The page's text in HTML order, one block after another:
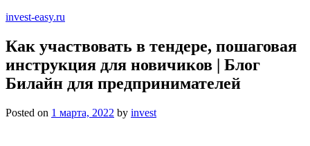
invest-easy.ru
Как участвовать в тендере, пошаговая
инструкция для новичиков | Блог
Билайн для предпринимателей
Posted on 1 марта, 2022 by invest